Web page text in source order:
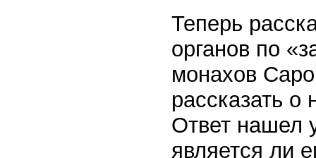
Теперь
органов по
монахов
рассказать
Ответ нашел
является ли